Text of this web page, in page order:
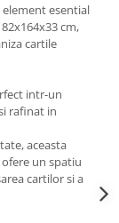
esential
cm,
cartile
intr-un
rafinat in
aceasta
un spatiu
cartilor si a